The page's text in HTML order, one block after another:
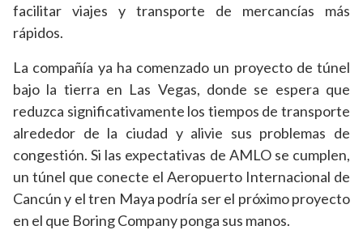
facilitar viajes y transporte de mercancías más
rápidos.
La compañía ya ha comenzado un proyecto de túnel
bajo la tierra en Las Vegas, donde se espera que
reduzca significativamente los tiempos de transporte
alrededor de la ciudad y alivie sus problemas de
congestión. Si las expectativas de AMLO se cumplen,
un túnel que conecte el Aeropuerto Internacional de
Cancún y el tren Maya podría ser el próximo proyecto
en el que Boring Company ponga sus manos.